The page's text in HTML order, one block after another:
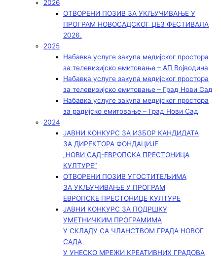
2026
ОТВОРЕНИ ПОЗИВ ЗА УКЉУЧИВАЊЕ У
ПРОГРАМ НОВОСАДСКОГ ЏЕЗ ФЕСТИВАЛА
2026.
2025
Набавка услуге закупа медијског простора
за телевизијско емитовање – АП Војводинa
Набавка услуге закупа медијског простора
за телевизијско емитовање – Град Нови Сад
Набавка услуге закупа медијског простора
за радијско емитовање – Град Нови Сад
2024
ЈАВНИ КОНКУРС ЗА ИЗБОР КАНДИДАТА
ЗА ДИРЕКТОРА ФОНДАЦИЈЕ
„НОВИ САД-ЕВРОПСКА ПРЕСТОНИЦА
КУЛТУРЕ“
ОТВОРЕНИ ПОЗИВ УГОСТИТЕЉИМА
ЗА УКЉУЧИВАЊЕ У ПРОГРАМ
ЕВРОПСКЕ ПРЕСТОНИЦЕ КУЛТУРЕ
ЈАВНИ КОНКУРС ЗА ПОДРШКУ
УМЕТНИЧКИМ ПРОГРАМИМА
У СКЛАДУ СА ЧЛАНСТВОМ ГРАДА НОВОГ
САДА
У УНЕСКО МРЕЖИ КРЕАТИВНИХ ГРАДОВА